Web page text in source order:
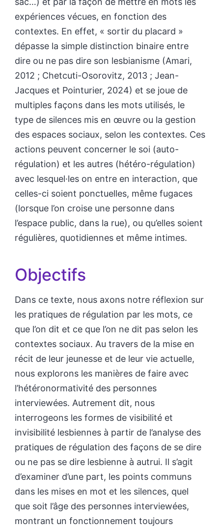
expériences vécues, en fonction des
contextes. En effet, « sortir du placard »
dépasse la simple distinction binaire entre
dire ou ne pas dire son lesbianisme (Amari,
2012 ; Chetcuti-Osorovitz, 2013 ; Jean-
Jacques et Pointurier, 2024) et se joue de
multiples façons dans les mots utilisés, le
type de silences mis en œuvre ou la gestion
des espaces sociaux, selon les contextes. Ces
actions peuvent concerner le soi (auto-
régulation) et les autres (hétéro-régulation)
avec lesquel·les on entre en interaction, que
celles-ci soient ponctuelles, même fugaces
(lorsque l’on croise une personne dans
l’espace public, dans la rue), ou qu’elles soient
régulières, quotidiennes et même intimes.
Objectifs
Dans ce texte, nous axons notre réflexion sur
les pratiques de régulation par les mots, ce
que l’on dit et ce que l’on ne dit pas selon les
contextes sociaux. Au travers de la mise en
récit de leur jeunesse et de leur vie actuelle,
nous explorons les manières de faire avec
l’hétéronormativité des personnes
interviewées. Autrement dit, nous
interrogeons les formes de visibilité et
invisibilité lesbiennes à partir de l’analyse des
pratiques de régulation des façons de se dire
ou ne pas se dire lesbienne à autrui. Il s’agit
d’examiner d’une part, les points communs
dans les mises en mot et les silences, quel
que soit l’âge des personnes interviewées,
montrant un fonctionnement toujours